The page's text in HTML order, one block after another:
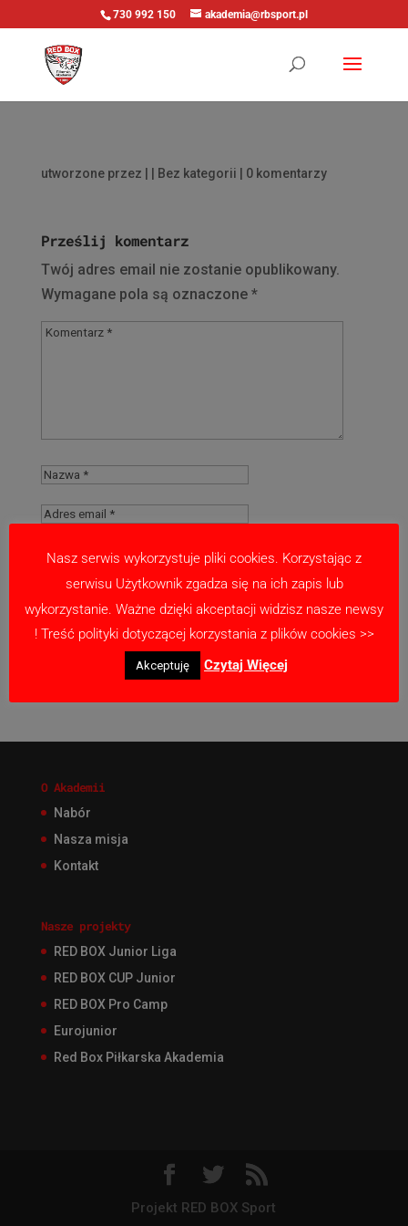
730 992 150 akademia@rbsport.pl
utworzone przez | Bez kategorii | 0 komentarzy
Prześlij komentarz
Twój adres email nie zostanie opublikowany.
Wymagane pola są oznaczone *
Zapamiętaj moje dane w tej przeglądarce
podczas pisania kolejnych komentarzy.
O Akademii
Nabór
Nasza misja
Kontakt
Nasze projekty
RED BOX Junior Liga
RED BOX CUP Junior
RED BOX Pro Camp
Eurojunior
Red Box Piłkarska Akademia
Projekt RED BOX Sport
Nasz serwis wykorzystuje pliki cookies. Korzystając z
serwisu Użytkownik zgadza się na ich zapis lub
wykorzystanie. Ważne dzięki akceptacji widzisz nasze newsy
! Treść polityki dotyczącej korzystania z plików cookies >>
Akceptuję Czytaj Więcej